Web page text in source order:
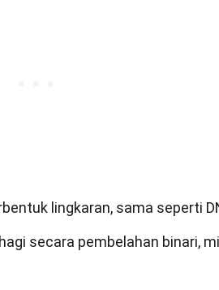
lingkaran, sama seperti
secara pembelahan binari,